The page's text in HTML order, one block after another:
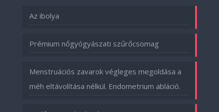
Az ibolya
Prémium nőgyógyászati szűrőcsomag
Menstruációs zavarok végleges megoldása a
méh eltávolítása nélkül. Endometrium abláció.